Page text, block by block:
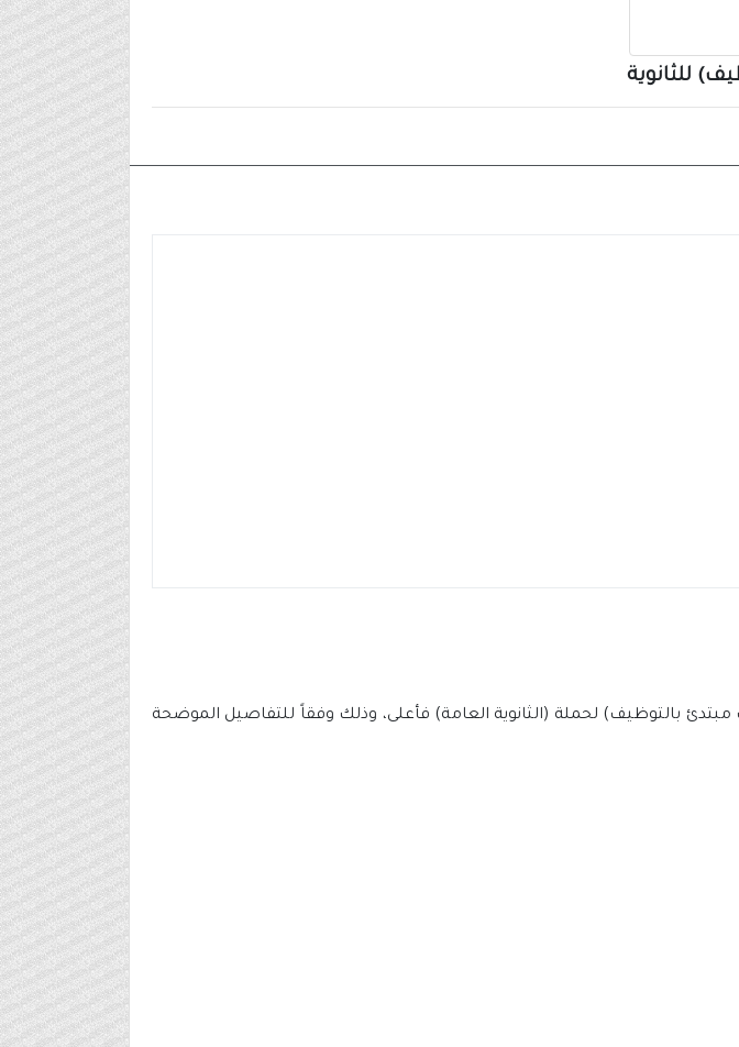
للثانوية
مبتدئ بالتوظيف) لحملة (الثانوية العامة) فأعلى، وذلك وفقاً للتفاصيل الموضحة